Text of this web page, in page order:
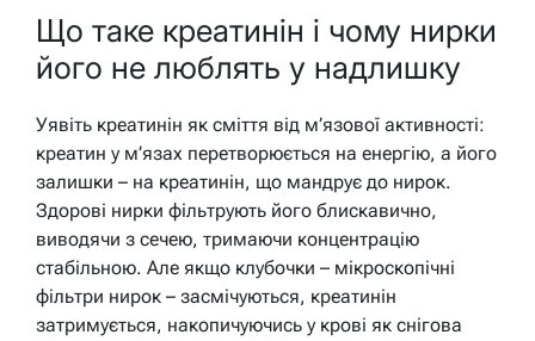
Що таке креатинін і чому нирки
його не люблять у надлишку
Уявіть креатинін як сміття від м’язової активності:
креатин у м’язах перетворюється на енергію, а його
залишки – на креатинін, що мандрує до нирок.
Здорові нирки фільтрують його блискавично,
виводячи з сечею, тримаючи концентрацію
стабільною. Але якщо клубочки – мікроскопічні
фільтри нирок – засмічуються, креатинін
затримується, накопичуючись у крові як снігова